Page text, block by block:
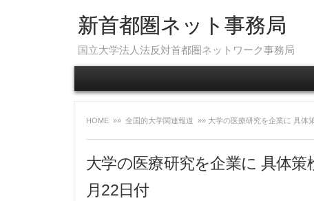
新首都圏ネット事務局
国立大学法人法反対首都圏ネットワーク事務局
HOME »» 全国的大学関連報道 »» 大学の医療研究を企業に 具
大学の医療研究を企業に 具体
月22日付